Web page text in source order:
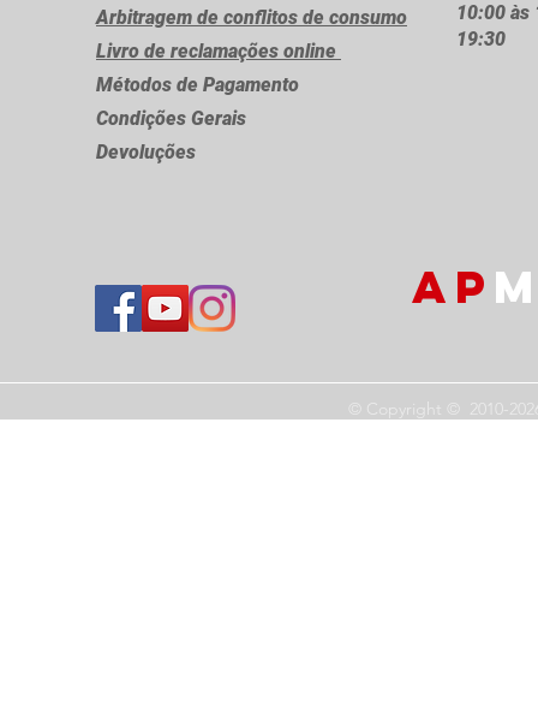
Arbitragem de conflitos de consumo
Livro de reclamações online
Métodos de Pagamento
Condições Gerais
Devoluções
10:00 às
19:30
AP
© Copyright © 2010-